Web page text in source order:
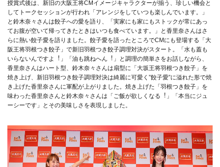
授賞式後は、新旧の⼤阪王将CMイメージキャラクターが揃う、珍しい機会と
してトークセッションが⾏われ「アレンジをしていつも楽しんでいます。」
と鈴⽊奈々さんは餃⼦への愛を語り、「実家にも家にもストックが常にあっ
てお腹が空いて帰ってきたときはいつも⾷べています。」と⾹⾥奈さんはさ
らに熱い餃⼦愛を語りました。餃⼦愛を語ったところでCMにも登場する「⼤
阪王将⽻根つき餃⼦」で新旧⽻根つき餃⼦調理対決がスタート。「⽔も蓋も
いらないんですよ︕」「油も跳ねへん︕」と調理の簡単さをお話しながら、
⾹⾥奈さんはハート型、鈴⽊奈々さんは扇型に「⼤坂王将⽻根つき餃⼦」を
焼き上げ、新旧⽻根つき餃⼦調理対決は綺麗に可愛く”餃⼦愛”に溢れた形で焼
き上げた⾹⾥奈さんに軍配が上がりました。焼き上げた「⽻根つき餃⼦」を
味わった⾹⾥奈さんと鈴⽊奈々さんは「ご飯が欲しくなる︕」「本当にジュ
ーシーです」とその美味しさを表現しました。